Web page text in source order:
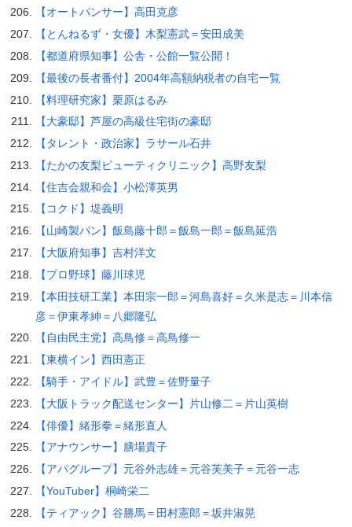
【オートパンサー】高田克彦
【とんねるず・女優】木梨憲武＝安田成美
【都道府県知事】公舎・公館一覧公開！
【最後の長者番付】2004年高額納税者の自宅一覧
【料理研究家】栗原はるみ
【大豪邸】芦屋の高級住宅街の豪邸
【タレント・政治家】ラサール石井
【たかの友梨ビューティクリニック】高野友梨
【住吉会親和会】小松澤英男
【コクド】堤義明
【山崎製パン】飯島藤十郎＝飯島一郎＝飯島延浩
【大阪府知事】吉村洋文
【プロ野球】藤川球児
【本田技研工業】本田宗一郎＝河島喜好＝久米是志＝川本信
彦＝伊東孝紳＝八郷隆弘
【自由民主党】高鳥修＝高鳥修一
【東横イン】西田憲正
【騎手・アイドル】武豊＝佐野量子
【大阪トラック配送センター】片山修二＝片山英樹
【俳優】緒形拳＝緒形直人
【アナウンサー】膳場貴子
【アパグループ】元谷外志雄＝元谷芙美子＝元谷一志
【YouTuber】桐崎栄二
【ティアック】谷勝馬＝田村憲郎＝坂井淑晃